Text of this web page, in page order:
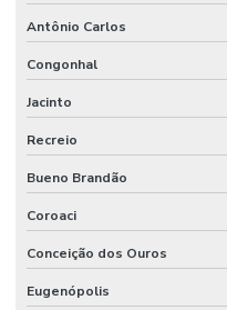
Antônio Carlos
Congonhal
Jacinto
Recreio
Bueno Brandão
Coroaci
Conceição dos Ouros
Eugenópolis